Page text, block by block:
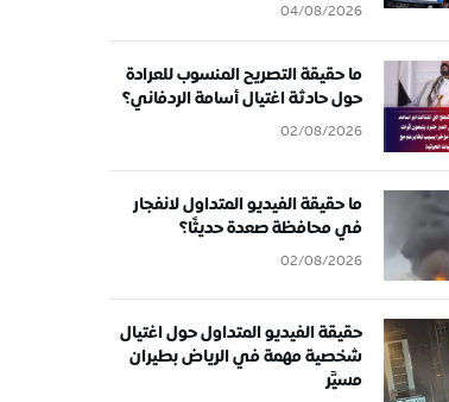
04/08/2026
ما حقيقة التصريح المنسوب للعرادة
حول حادثة اغتيال أسامة الردفاني؟
02/08/2026
ما حقيقة الفيديو المتداول لانفجار
في محافظة صعدة حديثًا؟
02/08/2026
حقيقة الفيديو المتداول حول اغتيال
شخصية مهمة في الرياض بطيران
مسيَّر